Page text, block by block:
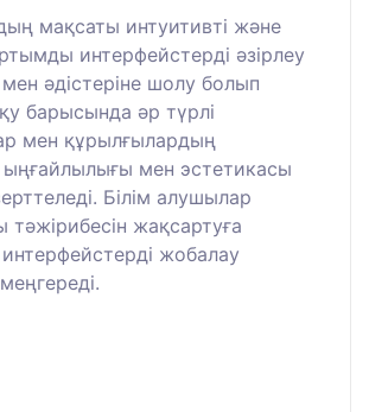
мақсаты интуитивті және
интерфейстерді әзірлеу
әдістеріне шолу болып
барысында әр түрлі
мен құрылғылардың
мен эстетикасы
Білім алушылар
жақсартуға
жобалау